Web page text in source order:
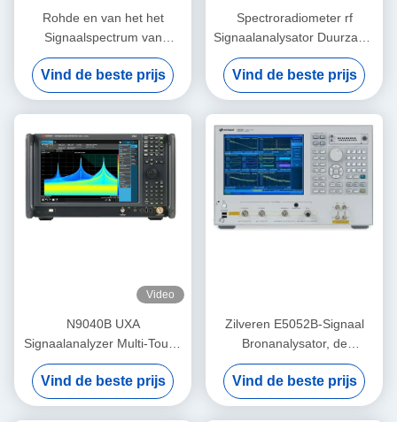
Rohde en van het het
Signaalspectrum van
Schwarz FSQ8 de
Analysator Multifunctionele 8
GHz
Vind de beste prijs
Spectroradiometer rf
Signaalanalysator Duurzame
Rohde en Schwarz FSQ3
Vind de beste prijs
Video
N9040B UXA
Signaalanalyzer Multi-Touch
2Hz-50GHz Gebruikte
Spectrum Analyzer
Vind de beste prijs
Zilveren E5052B-Signaal
Bronanalysator, de
Praktische Analysator van
het Netwerksignaal
Vind de beste prijs